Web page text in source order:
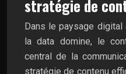
stratégie de
Dans le paysage
la data domine, le
central de la
stratégie de contenu